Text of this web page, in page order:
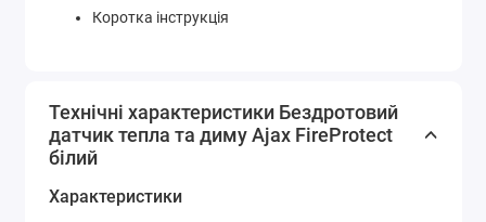
Коротка інструкція
Технічні характеристики Бездротовий
датчик тепла та диму Ajax FireProtect
білий
Характеристики